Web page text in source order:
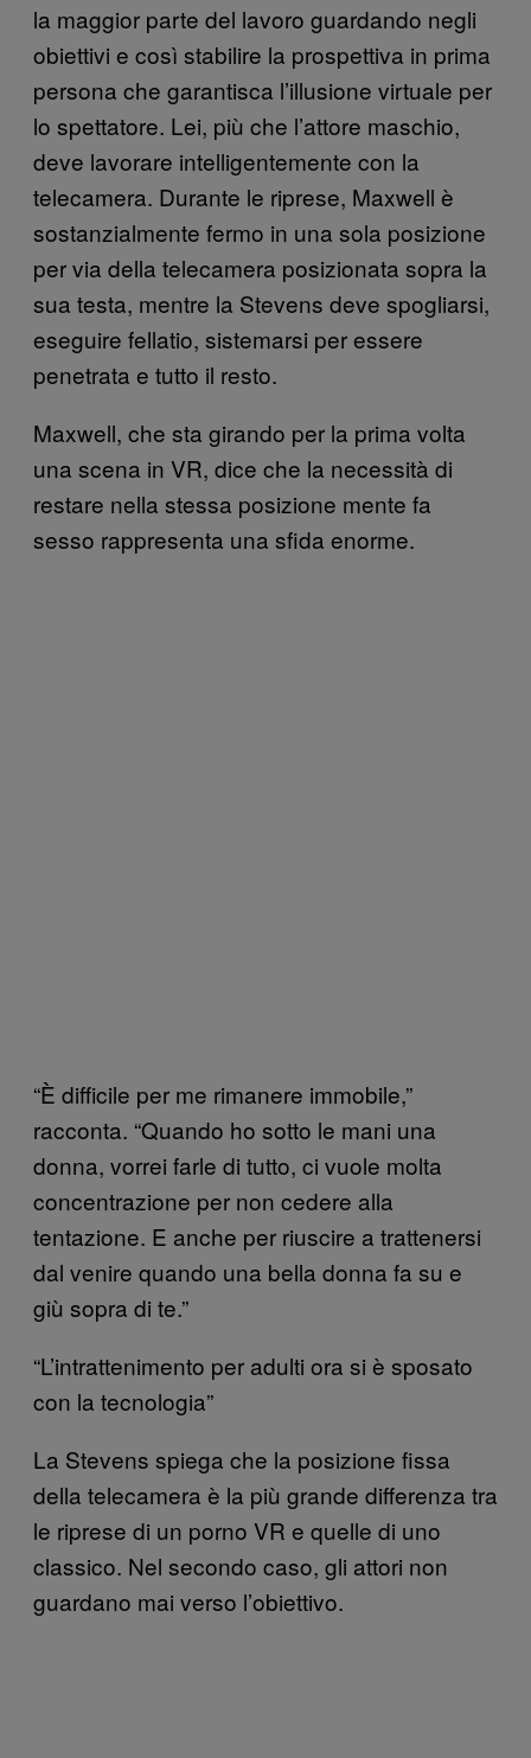
la maggior parte del lavoro guardando negli
obiettivi e così stabilire la prospettiva in prima
persona che garantisca l’illusione virtuale per
lo spettatore. Lei, più che l’attore maschio,
deve lavorare intelligentemente con la
telecamera. Durante le riprese, Maxwell è
sostanzialmente fermo in una sola posizione
per via della telecamera posizionata sopra la
sua testa, mentre la Stevens deve spogliarsi,
eseguire fellatio, sistemarsi per essere
penetrata e tutto il resto.
Maxwell, che sta girando per la prima volta
una scena in VR, dice che la necessità di
restare nella stessa posizione mente fa
sesso rappresenta una sfida enorme.
“È difficile per me rimanere immobile,”
racconta. “Quando ho sotto le mani una
donna, vorrei farle di tutto, ci vuole molta
concentrazione per non cedere alla
tentazione. E anche per riuscire a trattenersi
dal venire quando una bella donna fa su e
giù sopra di te.”
“L’intrattenimento per adulti ora si è sposato
con la tecnologia”
La Stevens spiega che la posizione fissa
della telecamera è la più grande differenza tra
le riprese di un porno VR e quelle di uno
classico. Nel secondo caso, gli attori non
guardano mai verso l’obiettivo.